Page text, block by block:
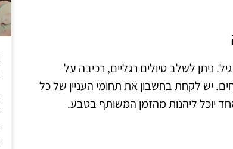
ניתן לשלב טיולים רגליים, רכיבה על
יש לקחת בחשבון את תחומי העניין של כל
יוכל ליהנות מהזמן המשותף בטבע.